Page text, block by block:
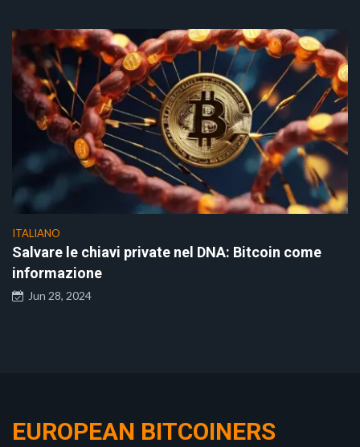
ITALIANO
Salvare le chiavi private nel DNA: Bitcoin come
informazione
Jun 28, 2024
EUROPEAN BITCOINERS